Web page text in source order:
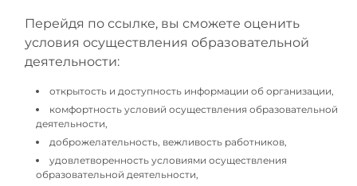
Перейдя по ссылке, вы сможете оценить
условия осуществления образовательной
деятельности:
открытость и доступность информации об организации,
комфортность условий осуществления образовательной
деятельности,
доброжелательность, вежливость работников,
удовлетворенность условиями осуществления
образовательной деятельности,